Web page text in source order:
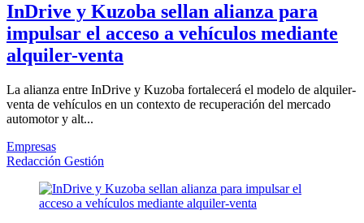
InDrive y Kuzoba sellan alianza para
impulsar el acceso a vehículos mediante
alquiler-venta
La alianza entre InDrive y Kuzoba fortalecerá el modelo de alquiler-
venta de vehículos en un contexto de recuperación del mercado
automotor y alt...
Empresas
Redacción Gestión